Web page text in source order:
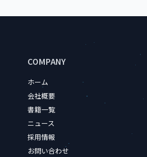
サイトのフッター情報
COMPANY
ホーム
会社概要
書籍一覧
ニュース
採用情報
お問い合わせ